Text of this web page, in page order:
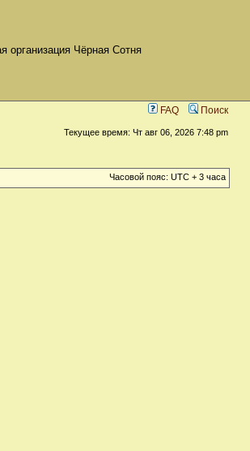
организация Чёрная Сотня
FAQ Поиск
Текущее время: Чт авг 06, 2026 7:48 pm
Часовой пояс: UTC + 3 часа